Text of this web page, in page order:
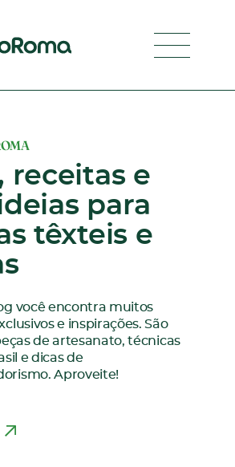
receitas e
para
têxteis e
você encontra muitos
e inspirações. São
de artesanato, técnicas
e dicas de
Aproveite!